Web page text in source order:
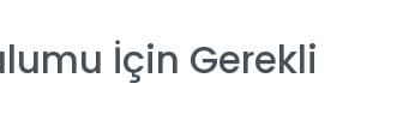
İçin Gerekli